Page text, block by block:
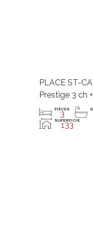
PLACE ST-
Prestige 3 ch
PIÈCES
3
SUPERFICIE
133